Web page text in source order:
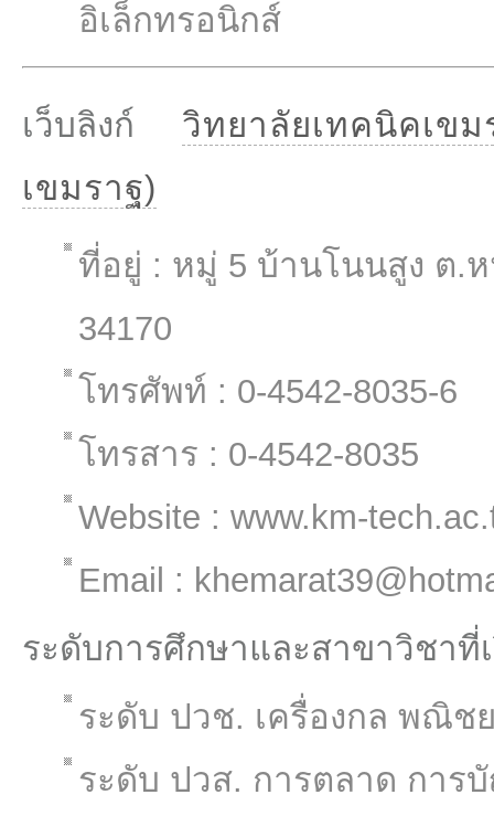
อิเล็กทรอนิกส์
เว็บลิงก์ วิทยาลัยเทคนิคเ
เขมราฐ)
ที่อยู่ : หมู่ 5 บ้านโนนสูง ต.
34170
โทรศัพท์ : 0-4542-8035-6
โทรสาร : 0-4542-8035
Website : www.km-
Email :
ระดับการศึกษาและสาขาวิชาที่
ระดับ ปวช. เครื่องกล พณิช
ระดับ ปวส. การตลาด การ